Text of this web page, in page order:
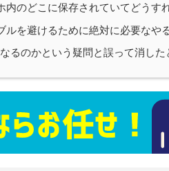
内のどこに保存されていてどうす
を避けるために絶対に必要なや
るのかという疑問と誤って消し